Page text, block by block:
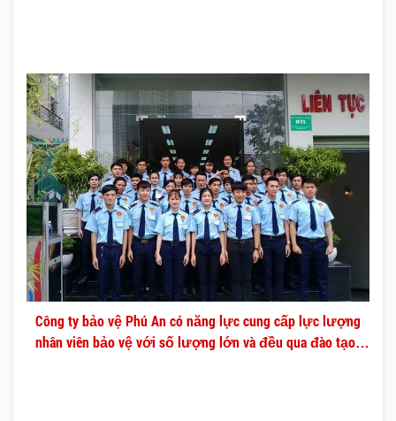
Công ty bảo vệ Phú An có năng lực cung cấp lực lượng
nhân viên bảo vệ với số lượng lớn và đều qua đào tạo